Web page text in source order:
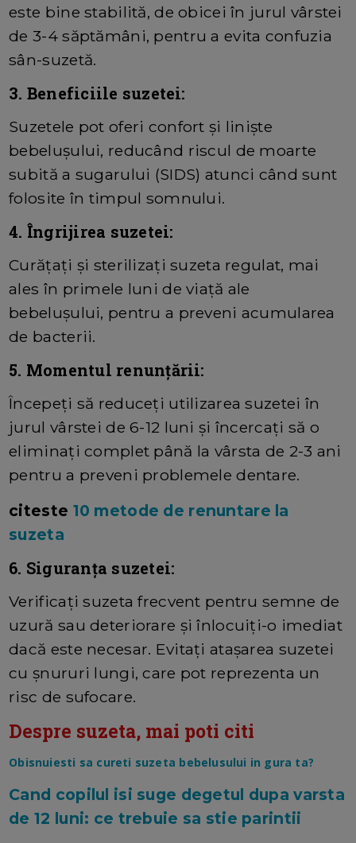
este bine stabilită, de obicei în jurul vârstei
de 3-4 săptămâni, pentru a evita confuzia
sân-suzetă.
3. Beneficiile suzetei:
Suzetele pot oferi confort și liniște
bebelușului, reducând riscul de moarte
subită a sugarului (SIDS) atunci când sunt
folosite în timpul somnului.
4. Îngrijirea suzetei:
Curățați și sterilizați suzeta regulat, mai
ales în primele luni de viață ale
bebelușului, pentru a preveni acumularea
de bacterii.
5. Momentul renunțării:
Începeți să reduceți utilizarea suzetei în
jurul vârstei de 6-12 luni și încercați să o
eliminați complet până la vârsta de 2-3 ani
pentru a preveni problemele dentare.
citeste 10 metode de renuntare la
suzeta
6. Siguranța suzetei:
Verificați suzeta frecvent pentru semne de
uzură sau deteriorare și înlocuiți-o imediat
dacă este necesar. Evitați atașarea suzetei
cu șnururi lungi, care pot reprezenta un
risc de sufocare.
Despre suzeta, mai poti citi
Obisnuiesti sa cureti suzeta bebelusului in gura ta?
Cand copilul isi suge degetul dupa varsta
de 12 luni: ce trebuie sa stie parintii